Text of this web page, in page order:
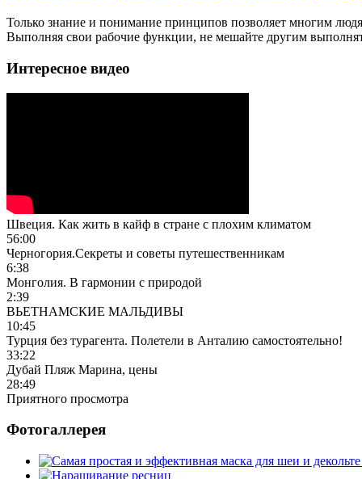
Только знание и понимание принципов позволяет многим
Выполняя свои рабочие функции, не мешайте другим
Интересное видео
Швеция. Как жить в кайф в стране с плохим климатом
56:00
Черногория.Секреты и советы путешественникам
6:38
Монголия. В гармонии с природой
2:39
ВЬЕТНАМСКИЕ МАЛЬДИВЫ
10:45
Турция без турагента. Полетели в Анталию самостоятельно!
33:22
Дубай Пляж Марина, цены
28:49
Приятного просмотра
Фотогаллерея